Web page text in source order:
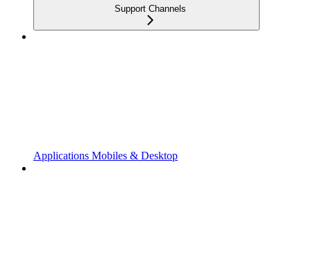
Support Channels
Applications Mobiles & Desktop